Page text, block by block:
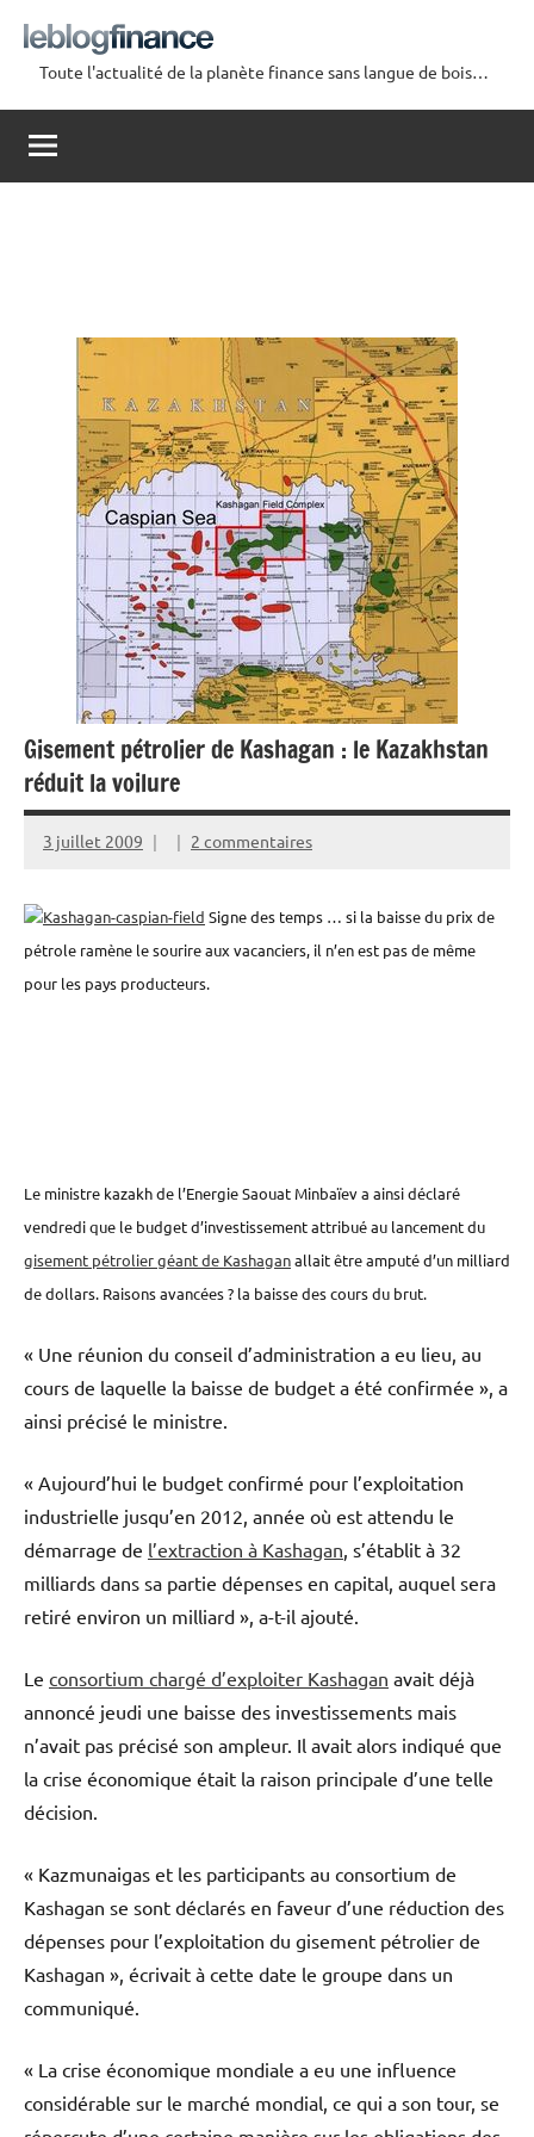
contenu
Le
Blog
Finance
Toute l'actualité de la planète finance sans langue de bois…
Gisement pétrolier de Kashagan : le Kazakhstan
réduit la voilure
3 juillet 2009 2 commentaires
Signe des temps … si la baisse du prix de
pétrole ramène le sourire aux vacanciers, il n’en est pas de même
pour les pays producteurs.
Le ministre kazakh de l’Energie Saouat Minbaïev a ainsi déclaré
vendredi que le budget d’investissement attribué au lancement du
gisement pétrolier géant de Kashaganallait être amputé d’un milliard
de dollars. Raisons avancées ? la baisse des cours du brut.
« Une réunion du conseil d’administration a eu lieu, au
cours de laquelle la baisse de budget a été confirmée », a
ainsi précisé le ministre.
« Aujourd’hui le budget confirmé pour l’exploitation
industrielle jusqu’en 2012, année où est attendu le
démarrage de l’extraction à Kashagan , s’établit à 32
milliards dans sa partie dépenses en capital, auquel sera
retiré environ un milliard », a-t-il ajouté.
Le consortium chargé d’exploiter Kashagan avait déjà
annoncé jeudi une baisse des investissements mais
n’avait pas précisé son ampleur. Il avait alors indiqué que
la crise économique était la raison principale d’une telle
décision.
« Kazmunaigas et les participants au consortium de
Kashagan se sont déclarés en faveur d’une réduction des
dépenses pour l’exploitation du gisement pétrolier de
Kashagan », écrivait à cette date le groupe dans un
communiqué.
« La crise économique mondiale a eu une influence
considérable sur le marché mondial, ce qui a son tour, se